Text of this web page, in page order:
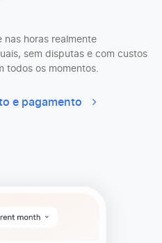
nas horas realmente
sem disputas e com custos
todos os momentos.
e pagamento